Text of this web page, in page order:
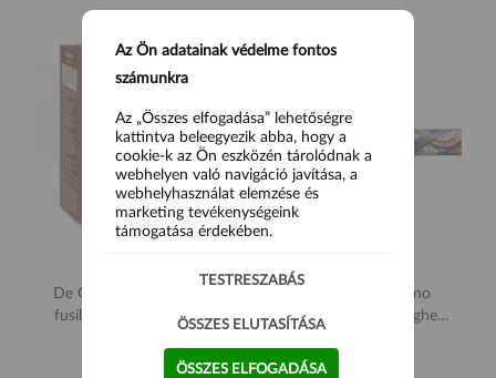
De Cecco teljes kiőrlésű
fusili tészta Nr. 34 500g
1 590 Ft
Pastificio di Martino
Dolce&Gabbana Spaghetti
6 900 Ft
Az Ön adatainak védelme fontos
számunkra
Az „Összes elfogadása” lehetőségre
kattintva beleegyezik abba, hogy a
cookie-k az Ön eszközén tárolódnak a
webhelyen való navigáció javítása, a
webhelyhasználat elemzése és
marketing tevékenységeink
támogatása érdekében.
TESTRESZABÁS
ÖSSZES ELUTASÍTÁSA
ÖSSZES ELFOGADÁSA